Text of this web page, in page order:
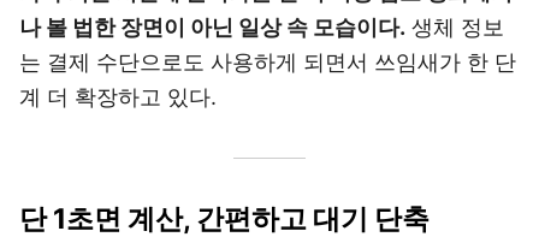
나 볼 법한 장면이 아닌 일상 속 모습이다. 생체 정보
는 결제 수단으로도 사용하게 되면서 쓰임새가 한 단
계 더 확장하고 있다.
단 1초면 계산, 간편하고 대기 단축